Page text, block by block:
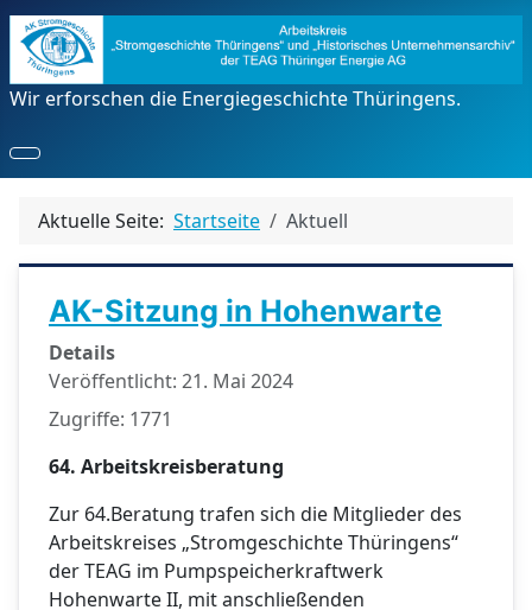
Wir erforschen die Energiegeschichte Thüringens.
Aktuelle Seite: Startseite Aktuell
AK-Sitzung in Hohenwarte
Details
Veröffentlicht: 21. Mai 2024
Zugriffe: 1771
64. Arbeitskreisberatung
Zur 64.Beratung trafen sich die Mitglieder des
Arbeitskreises „Stromgeschichte Thüringens“
der TEAG im Pumpspeicherkraftwerk
Hohenwarte II, mit anschließenden